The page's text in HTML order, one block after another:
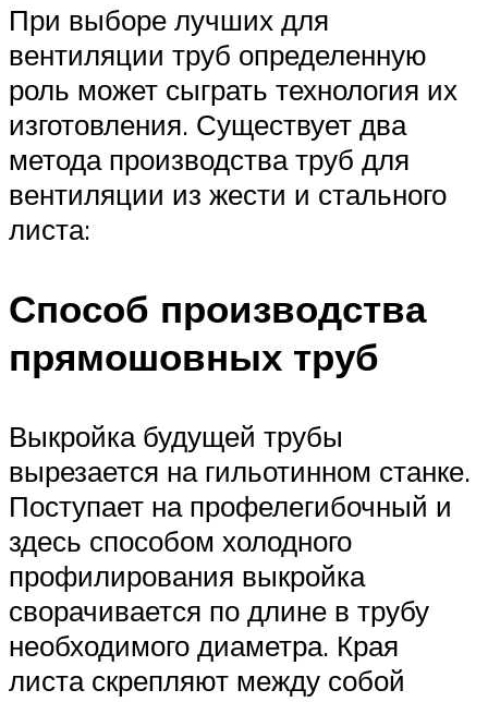
При выборе лучших для
вентиляции труб определенную
роль может сыграть технология их
изготовления. Существует два
метода производства труб для
вентиляции из жести и стального
листа:
Способ производства
прямошовных труб
Выкройка будущей трубы
вырезается на гильотинном станке.
Поступает на профелегибочный и
здесь способом холодного
профилирования выкройка
сворачивается по длине в трубу
необходимого диаметра. Края
листа скрепляют между собой